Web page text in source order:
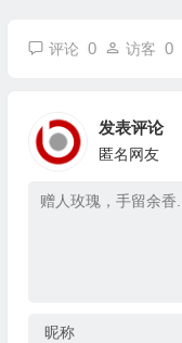
评论 0 访客 0
发表评论
匿名网友
昵称